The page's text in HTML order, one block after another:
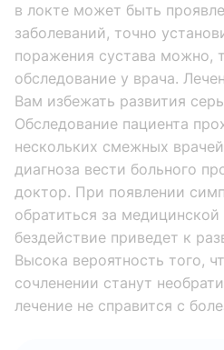
в локте может быть
заболеваний, точно
поражения сустава можно,
обследование у врача.
Вам избежать развития
Обследование пациента
нескольких смежных
диагноза вести больного
доктор. При появлении
обратиться за
бездействие приведет к
Высока вероятность того,
сочленении станут
лечение не справится с